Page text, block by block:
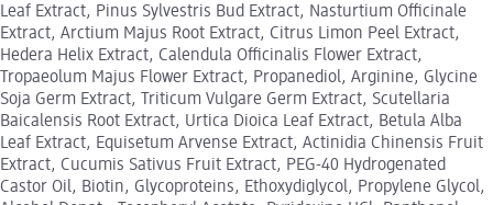
Leaf Extract, Pinus Sylvestris Bud Extract, Nasturtium Officinale
Extract, Arctium Majus Root Extract, Citrus Limon Peel Extract,
Hedera Helix Extract, Calendula Officinalis Flower Extract,
Tropaeolum Majus Flower Extract, Propanediol, Arginine, Glycine
Soja Germ Extract, Triticum Vulgare Germ Extract, Scutellaria
Baicalensis Root Extract, Urtica Dioica Leaf Extract, Betula Alba
Leaf Extract, Equisetum Arvense Extract, Actinidia Chinensis Fruit
Extract, Cucumis Sativus Fruit Extract, PEG-40 Hydrogenated
Castor Oil, Biotin, Glycoproteins, Ethoxydiglycol, Propylene Glycol,